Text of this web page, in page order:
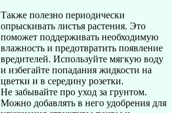
Также полезно периодически
опрыскивать листья растения. Это
поможет поддерживать необходимую
влажность и предотвратить появление
вредителей. Используйте мягкую воду
и избегайте попадания жидкости на
цветки и в середину розетки.
Не забывайте про уход за грунтом.
Можно добавлять в него удобрения для